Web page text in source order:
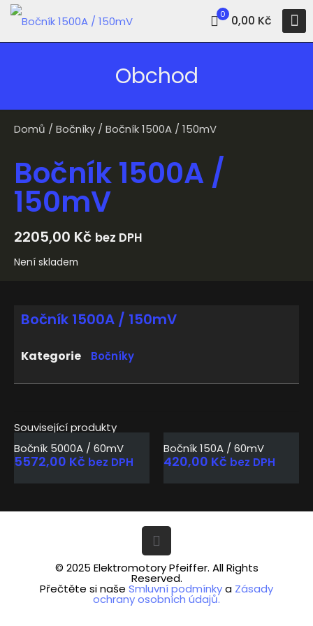
0 0,00 Kč
Obchod
Domů / Bočníky / Bočník 1500A / 150mV
Bočník 1500A /
150mV
2205,00 Kč bez DPH
Není skladem
Související produkty
Bočník 5000A / 60mV
5572,00 Kč bez DPH
Bočník 150A / 60mV
420,00 Kč bez DPH
Bočník 1500A / 150mV
Kategorie Bočníky
© 2025 Elektromotory Pfeiffer. All Rights
Reserved.
Přečtěte si naše Smluvní podmínkya Zásady
ochrany osobních údajů.